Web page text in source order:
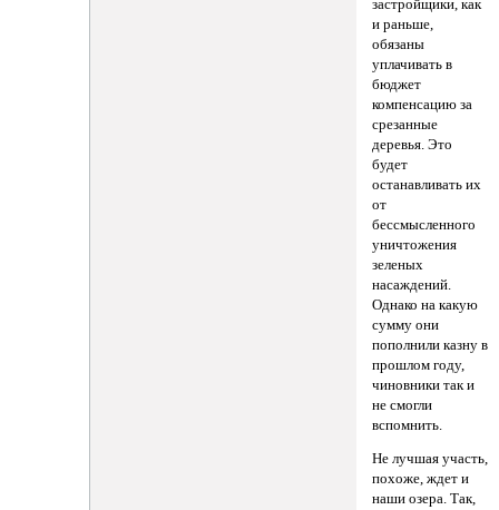
застройщики, как
и раньше,
обязаны
уплачивать в
бюджет
компенсацию за
срезанные
деревья. Это
будет
останавливать их
от
бессмысленного
уничтожения
зеленых
насаждений.
Однако на какую
сумму они
пополнили казну в
прошлом году,
чиновники так и
не смогли
вспомнить.
Не лучшая участь,
похоже, ждет и
наши озера. Так,